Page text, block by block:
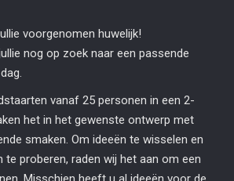
voorgenomen huwelijk!
nog op zoek naar een passende
vanaf 25 personen in een 2-
het in het gewenste ontwerp met
smaken. Om ideeën te wisselen en
te proberen, raden wij het aan om een